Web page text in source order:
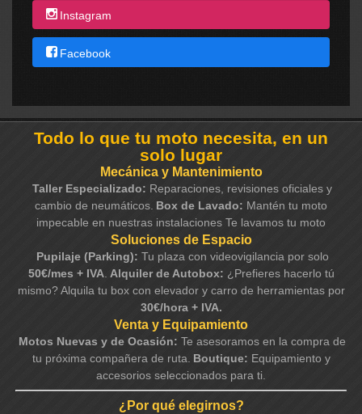
Instagram
Facebook
Todo lo que tu moto necesita, en un
solo lugar
Mecánica y Mantenimiento
Taller Especializado: Reparaciones, revisiones oficiales y
cambio de neumáticos. Box de Lavado: Mantén tu moto
impecable en nuestras instalaciones Te lavamos tu moto
Soluciones de Espacio
Pupilaje (Parking): Tu plaza con videovigilancia por solo
50€/mes + IVA. Alquiler de Autobox: ¿Prefieres hacerlo tú
mismo? Alquila tu box con elevador y carro de herramientas por
30€/hora + IVA.
Venta y Equipamiento
Motos Nuevas y de Ocasión: Te asesoramos en la compra de
tu próxima compañera de ruta. Boutique: Equipamiento y
accesorios seleccionados para ti.
¿Por qué elegirnos?